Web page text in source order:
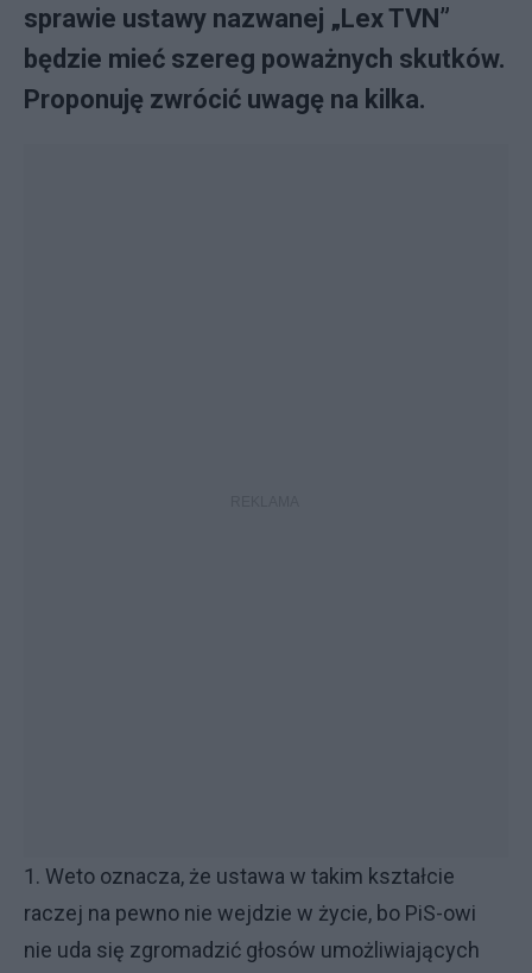
sprawie ustawy nazwanej „Lex TVN”
będzie mieć szereg poważnych skutków.
Proponuję zwrócić uwagę na kilka.
1. Weto oznacza, że ustawa w takim kształcie
raczej na pewno nie wejdzie w życie, bo PiS-owi
nie uda się zgromadzić głosów umożliwiających